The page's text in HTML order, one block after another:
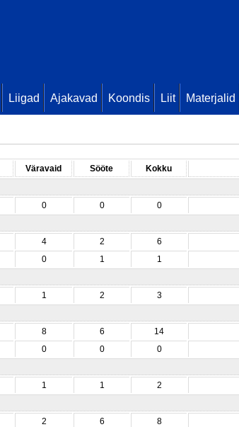
Liigad Ajakavad Koondis Liit Materjalid
Väravaid Sööte
Kokku
0 0
0
4 2
6
0 1
1
1 2
3
8 6
14
0 0
0
1 1
2
2 6
8